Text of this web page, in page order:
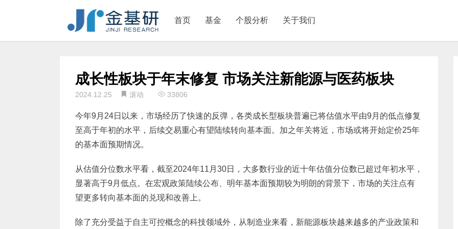
首页 基金 个股分析 关于我们
成长性板块于年末修复 市场关注新能源与医药板块
2024.12.25 滚动 33806
今年9月24日以来，市场经历了快速的反弹，各类成长型板块普遍已将估值水平由9月的低点修复
至高于年初的水平，后续交易重心有望陆续转向基本面。加之年关将近，市场或将开始定价25年
的基本面预期情况。
从估值分位数水平看，截至2024年11月30日，大多数行业的近十年估值分位数已超过年初水平，
显著高于9月低点。在宏观政策陆续公布、明年基本面预期较为明朗的背景下，市场的关注点有
望更多转向基本面的兑现和改善上。
除了充分受益于自主可控概念的科技领域外，从制造业来看，新能源板块越来越多的产业政策和